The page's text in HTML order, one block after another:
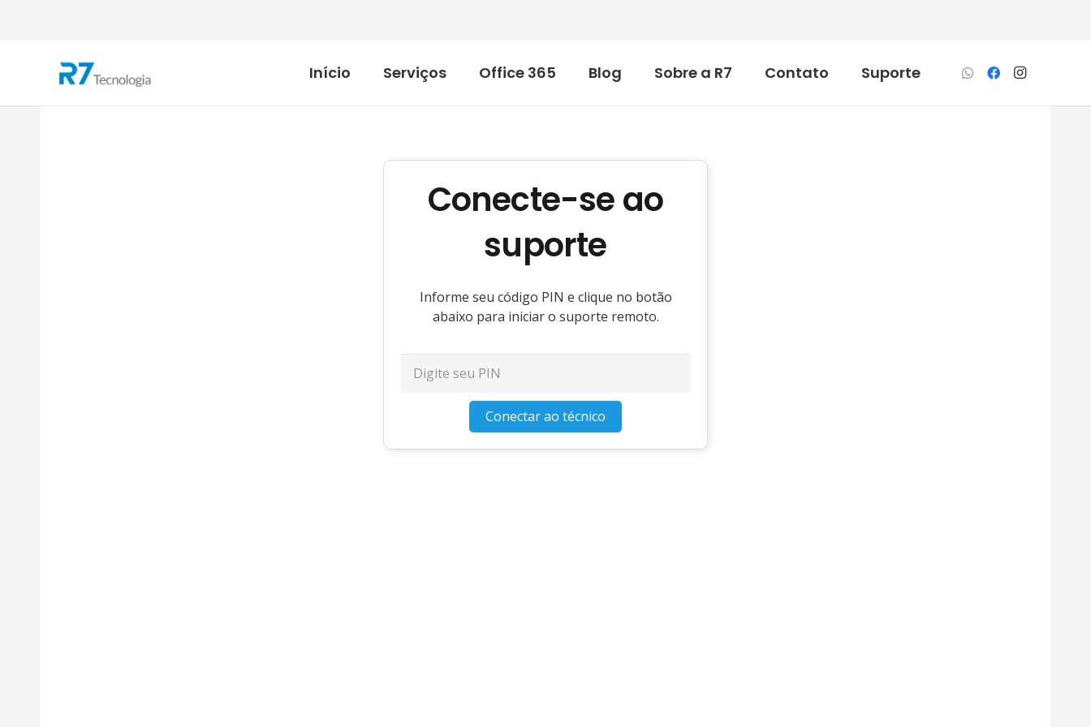
Início Serviços Office 365 Blog Sobre a R7 Contato Suporte
Conecte-se ao
suporte
Informe seu código PIN e clique no botão
abaixo para iniciar o suporte remoto.
Conectar ao técnico